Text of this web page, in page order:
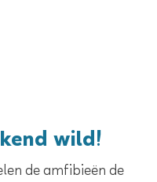
wild!
de amfibieën de